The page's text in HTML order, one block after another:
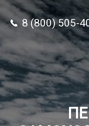
8 (800) 505-